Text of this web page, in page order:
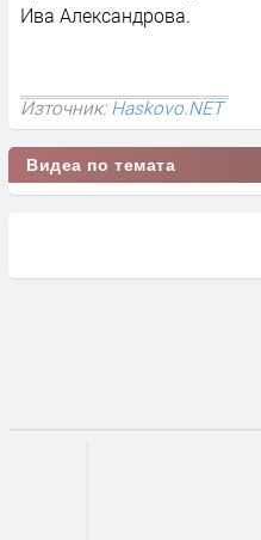
Ива Александрова.
Източник:Haskovo.NET
Видеа по темата